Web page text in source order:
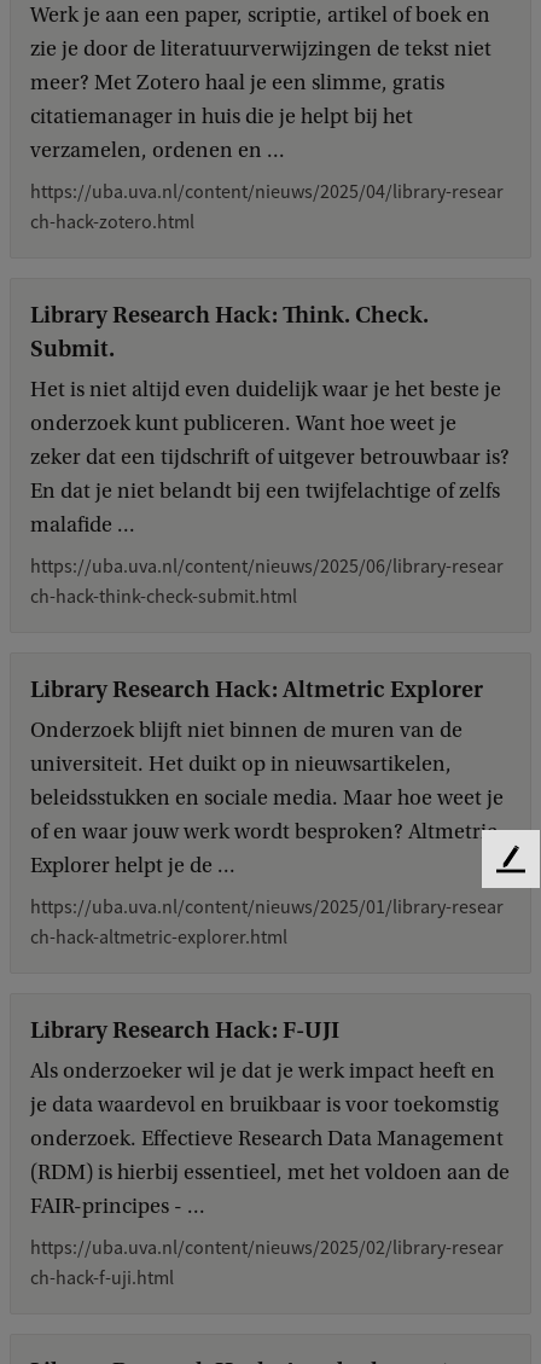
Werk je aan een paper, scriptie, artikel of boek en
zie je door de literatuurverwijzingen de tekst niet
meer? Met Zotero haal je een slimme, gratis
citatiemanager in huis die je helpt bij het
verzamelen, ordenen en ...
https://uba.uva.nl/content/nieuws/2025/04/library-resear
ch-hack-zotero.html
Library Research Hack: Think. Check.
Submit.
Het is niet altijd even duidelijk waar je het beste je
onderzoek kunt publiceren. Want hoe weet je
zeker dat een tijdschrift of uitgever betrouwbaar is?
En dat je niet belandt bij een twijfelachtige of zelfs
malafide ...
https://uba.uva.nl/content/nieuws/2025/06/library-resear
ch-hack-think-check-submit.html
Library Research Hack: Altmetric Explorer
Onderzoek blijft niet binnen de muren van de
universiteit. Het duikt op in nieuwsartikelen,
beleidsstukken en sociale media. Maar hoe weet je
of en waar jouw werk wordt besproken? Altmetric
Explorer helpt je de ...
https://uba.uva.nl/content/nieuws/2025/01/library-resear
ch-hack-altmetric-explorer.html
Library Research Hack: F-UJI
Als onderzoeker wil je dat je werk impact heeft en
je data waardevol en bruikbaar is voor toekomstig
onderzoek. Effectieve Research Data Management
(RDM) is hierbij essentieel, met het voldoen aan de
FAIR-principes - ...
https://uba.uva.nl/content/nieuws/2025/02/library-resear
ch-hack-f-uji.html
F